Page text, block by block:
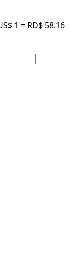
1 = RD$ 58.16